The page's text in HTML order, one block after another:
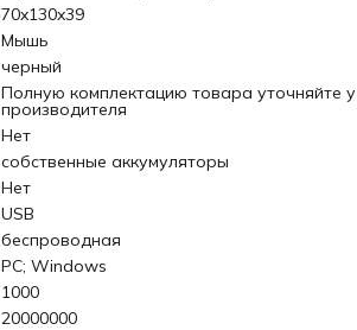
70x130x39
Мышь
черный
Полную комплектацию товара уточняйте у
производителя
Нет
собственные аккумуляторы
Нет
USB
беспроводная
PC; Windows
1000
20000000